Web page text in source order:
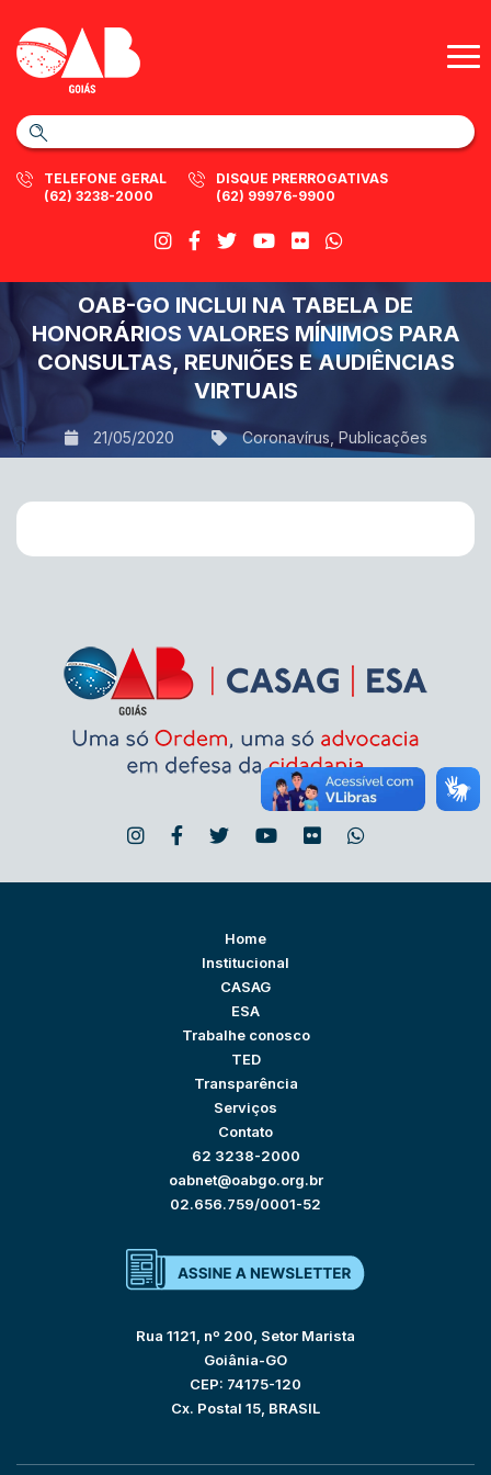
TELEFONE GERAL
(62) 3238-2000
DISQUE PRERROGATIVAS
(62) 99976-9900
OAB-GO INCLUI NA TABELA DE
HONORÁRIOS VALORES MÍNIMOS PARA
CONSULTAS, REUNIÕES E AUDIÊNCIAS
VIRTUAIS
21/05/2020 Coronavírus Publicações
Home
Institucional
CASAG
ESA
Trabalhe conosco
TED
Transparência
Serviços
Contato
62 3238-2000
oabnet@oabgo.org.br
02.656.759/0001-52
Rua 1121, nº 200, Setor Marista
Goiânia-GO
CEP: 74175-120
Cx. Postal 15, BRASIL